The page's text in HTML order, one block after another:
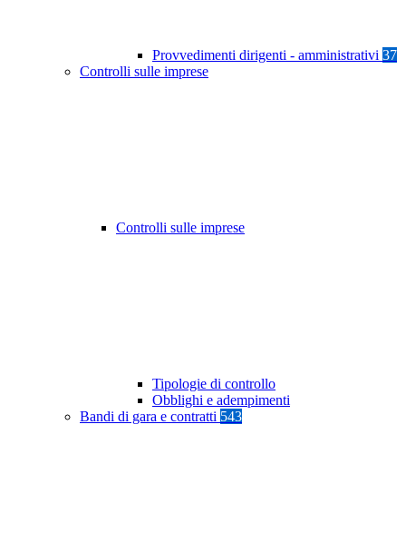
Provvedimenti dirigenti - amministrativi 37
Controlli sulle imprese
Controlli sulle imprese
Tipologie di controllo
Obblighi e adempimenti
Bandi di gara e contratti 543